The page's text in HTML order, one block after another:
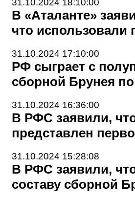
31.10.2024 18:10:00
В «Аталанте»
что
31.10.2024 17:10:00
РФ сыграет с
сборной Брунея
31.10.2024 16:36:00
В РФС заявили,
представлен
31.10.2024 15:28:08
В РФС заявили,
составу сборной